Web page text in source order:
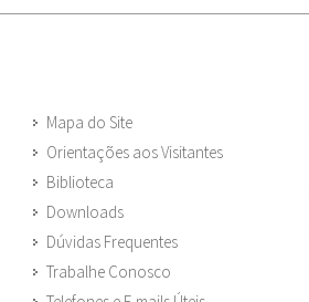
Mapa do Site
Orientações aos Visitantes
Biblioteca
Downloads
Dúvidas Frequentes
Trabalhe Conosco